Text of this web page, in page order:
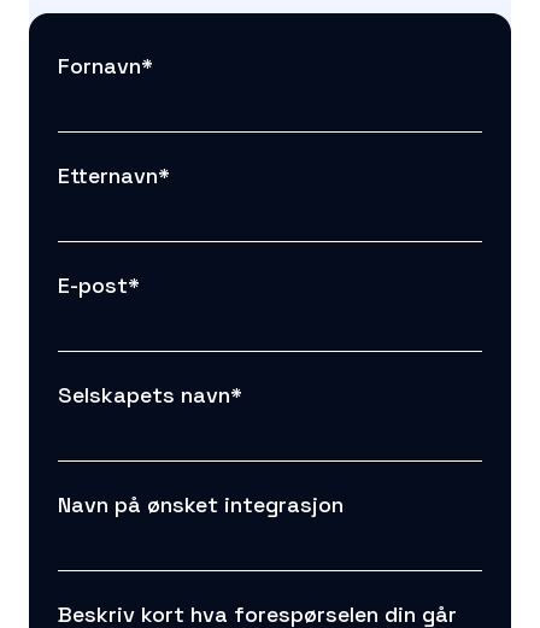
Fornavn*
Etternavn*
E-post*
Selskapets navn*
Navn på ønsket integrasjon
Beskriv kort hva forespørselen din går